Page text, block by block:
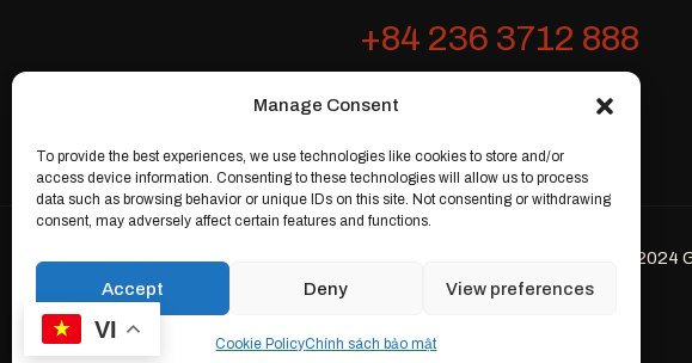
Manage Consent
To provide the best experiences, we use technologies like cookies to store and/or
access device information. Consenting to these technologies will allow us to process
data such as browsing behavior or unique IDs on this site. Not consenting or withdrawing
consent, may adversely affect certain features and functions.
Accept Deny View preferences
Cookie PolicyChính sách bảo mật
+84 236 3712 888
© 2024
VI